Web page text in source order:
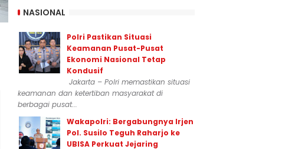
NASIONAL
Polri Pastikan Situasi
Keamanan Pusat-Pusat
Ekonomi Nasional Tetap
Kondusif
Jakarta – Polri memastikan situasi
keamanan dan ketertiban masyarakat di
berbagai pusat...
Wakapolri: Bergabungnya Irjen
Pol. Susilo Teguh Raharjo ke
UBISA Perkuat Jejaring